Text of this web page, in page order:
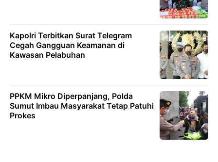
Kapolri Terbitkan Surat Telegram
Cegah Gangguan Keamanan di
Kawasan Pelabuhan
PPKM Mikro Diperpanjang, Polda
Sumut Imbau Masyarakat Tetap Patuhi
Prokes